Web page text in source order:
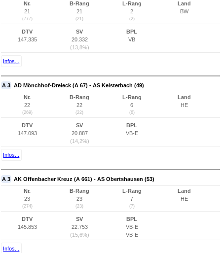
Nr.
21
(777)
B-Rang
21
(21)
L-Rang
2
(2)
Land
BW
DTV
147.335
SV
20.332
(13,8%)
BPL
VB
Infos...
A 3 AD Mönchhof-Dreieck (A 67) - AS Kelsterbach (49)
Nr.
22
(269)
B-Rang
22
(22)
L-Rang
6
(6)
Land
HE
DTV
147.093
SV
20.887
(14,2%)
BPL
VB-E
Infos...
A 3 AK Offenbacher Kreuz (A 661) - AS Obertshausen (53)
Nr.
23
(274)
B-Rang
23
(23)
L-Rang
7
(7)
Land
HE
DTV
145.853
SV
22.753
(15,6%)
BPL
VB-E
VB-E
Infos...